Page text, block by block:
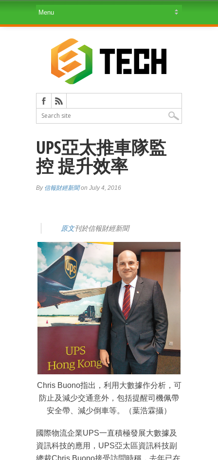
UPS亞太推車隊監
控 提升效率
By 信報財經新聞on July 4, 2016
原文刊於信報財經新聞
Chris Buono指出，利用大數據作分析，可
防止及減少交通意外，包括提醒司機佩帶
安全帶、減少倒車等。（葉浩霖攝）
國際物流企業UPS一直積極發展大數據及
資訊科技的應用，UPS亞太區資訊科技副
總裁Chris Buono接受訪問時稱，去年已在
成為 EJ Tech 會員